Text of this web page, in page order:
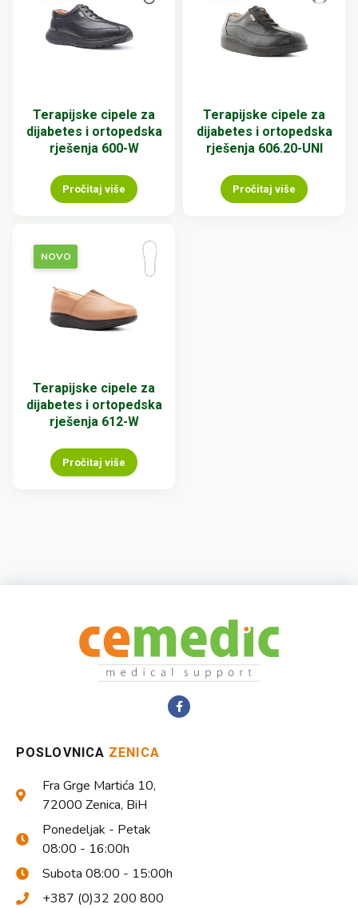
Terapijske cipele za
dijabetes i ortopedska
rješenja 600-W
Pročitaj više
Terapijske cipele za
dijabetes i ortopedska
rješenja 606.20-UNI
Pročitaj više
NOVO
Terapijske cipele za
dijabetes i ortopedska
rješenja 612-W
Pročitaj više
POSLOVNICA ZENICA
Fra Grge Martića 10,
72000 Zenica, BiH
Ponedeljak - Petak
08:00 - 16:00h
Subota 08:00 - 15:00h
+387 (0)32 200 800